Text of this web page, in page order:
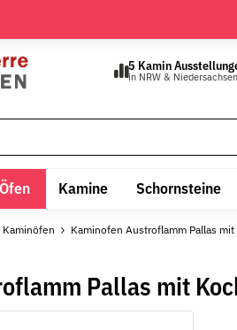
5 Kamin
in NRW & Niedersachsen
Öfen Kamine Schornsteine
Kaminöfen Kaminofen Austroflamm Pallas
Pallas mit